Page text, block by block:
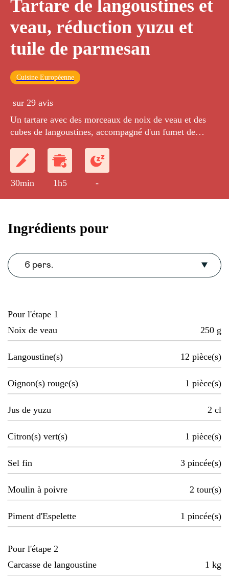
Tartare de langoustines et
veau, réduction yuzu et
tuile de parmesan
Cuisine Européenne
sur 29 avis
Un tartare avec des morceaux de noix de veau et des
cubes de langoustines, accompagné d'un fumet de
parmesan.
30min 1h5 -
Ingrédients pour
6 pers.
Pour l'étape 1
Noix de veau
250 g
Langoustine(s) 12 pièce(s)
Oignon(s) rouge(s) 1 pièce(s)
Jus de yuzu 2 cl
Citron(s) vert(s) 1 pièce(s)
Sel fin 3 pincée(s)
Moulin à poivre 2 tour(s)
Piment d'Espelette 1 pincée(s)
Pour l'étape 2
Carcasse de langoustine
1 kg